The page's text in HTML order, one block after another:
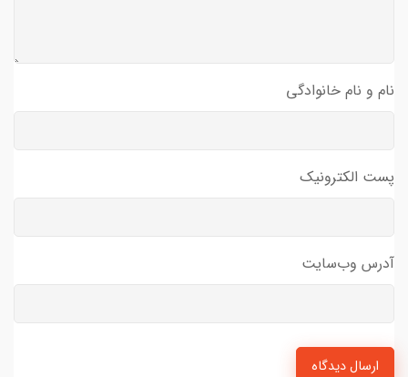
نام و نام خانوادگی
پست الکترونیک
آدرس وب‌سایت
ارسال دیدگاه